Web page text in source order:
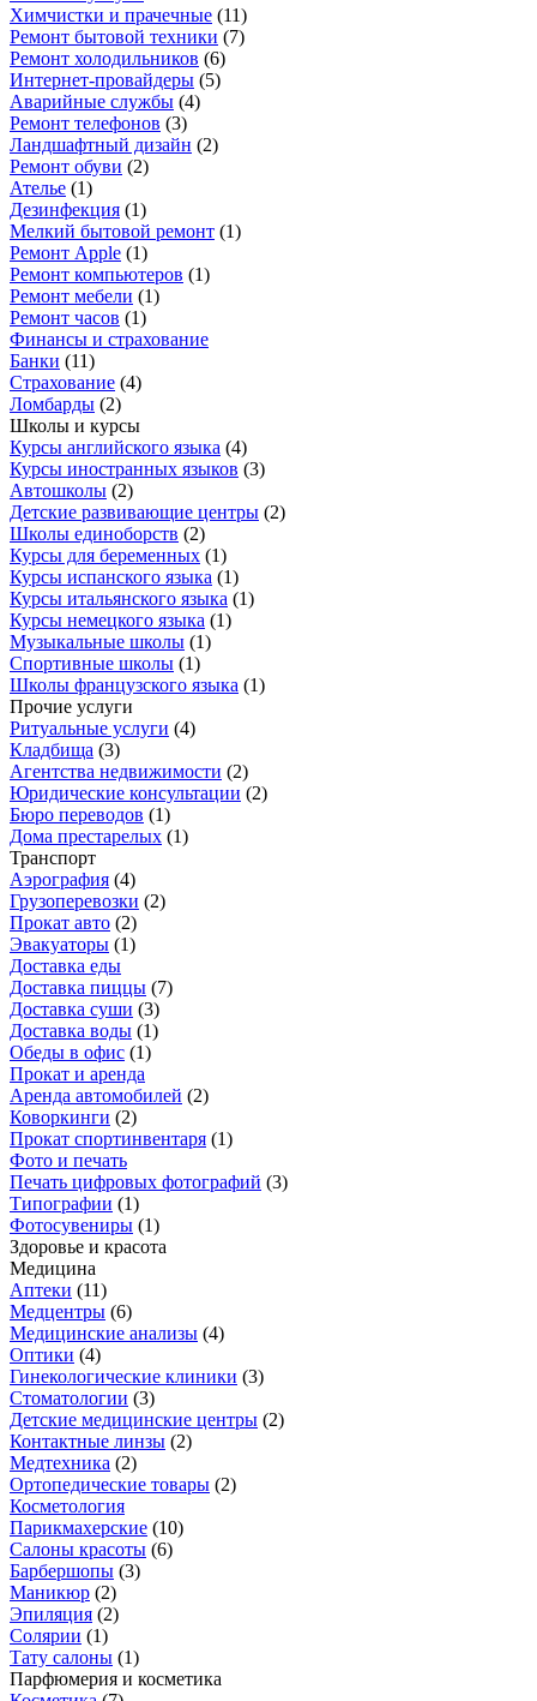
Химчистки и прачечные (11)
Ремонт бытовой техники (7)
Ремонт холодильников (6)
Интернет-провайдеры (5)
Аварийные службы (4)
Ремонт телефонов (3)
Ландшафтный дизайн (2)
Ремонт обуви (2)
Ателье (1)
Дезинфекция (1)
Мелкий бытовой ремонт (1)
Ремонт Apple (1)
Ремонт компьютеров (1)
Ремонт мебели (1)
Ремонт часов (1)
Финансы и страхование
Банки (11)
Страхование (4)
Ломбарды (2)
Школы и курсы
Курсы английского языка (4)
Курсы иностранных языков (3)
Автошколы (2)
Детские развивающие центры (2)
Школы единоборств (2)
Курсы для беременных (1)
Курсы испанского языка (1)
Курсы итальянского языка (1)
Курсы немецкого языка (1)
Музыкальные школы (1)
Спортивные школы (1)
Школы французского языка (1)
Прочие услуги
Ритуальные услуги (4)
Кладбища (3)
Агентства недвижимости (2)
Юридические консультации (2)
Бюро переводов (1)
Дома престарелых (1)
Транспорт
Аэрография (4)
Грузоперевозки (2)
Прокат авто (2)
Эвакуаторы (1)
Доставка еды
Доставка пиццы (7)
Доставка суши (3)
Доставка воды (1)
Обеды в офис (1)
Прокат и аренда
Аренда автомобилей (2)
Коворкинги (2)
Прокат спортинвентаря (1)
Фото и печать
Печать цифровых фотографий (3)
Типографии (1)
Фотосувениры (1)
Здоровье и красота
Медицина
Аптеки (11)
Медцентры (6)
Медицинские анализы (4)
Оптики (4)
Гинекологические клиники (3)
Стоматологии (3)
Детские медицинские центры (2)
Контактные линзы (2)
Медтехника (2)
Ортопедические товары (2)
Косметология
Парикмахерские (10)
Салоны красоты (6)
Барбершопы (3)
Маникюр (2)
Эпиляция (2)
Солярии (1)
Тату салоны (1)
Парфюмерия и косметика